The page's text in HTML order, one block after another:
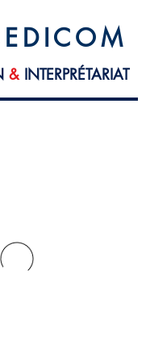
D I C O M
&INTERPRÉTARIAT